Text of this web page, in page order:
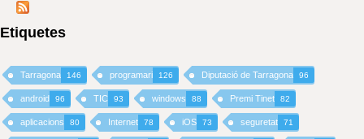
Etiquetes
Tarragona 146 programari 126 Diputació de Tarragona 96
android 96 TIC 93 windows 88 Premi Tinet 82
aplicacions 80 Internet 78 iOS 73 seguretat 71